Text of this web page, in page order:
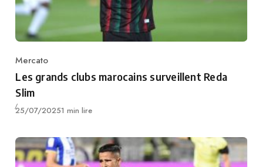
Category
Mercato
Les grands clubs marocains surveillent Reda
Slim
Publié
25/07/20251 min lire